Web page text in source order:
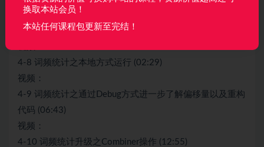
视频：
4-7 词频统计之自定义Driver类实现 (17:15)
4-8 词频统计之本地方式运行 (02:29)
视频：
4-9 词频统计之通过Debug方式进一步了解偏移量以及重构
代码 (06:43)
视频：
4-10 词频统计升级之Combiner操作 (12:55)
换取本站会员！
本站任何课程包更新至完结！